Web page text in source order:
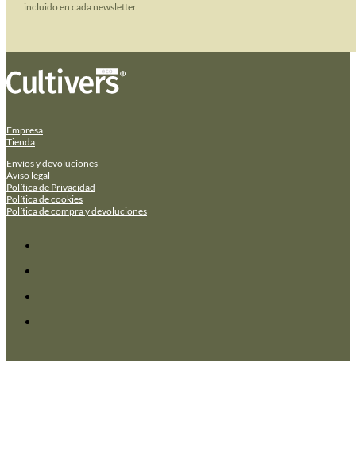
incluido en cada newsletter.
Empresa
Tienda
Envíos y devoluciones
Aviso legal
Política de Privacidad
Política de cookies
Política de compra y devoluciones